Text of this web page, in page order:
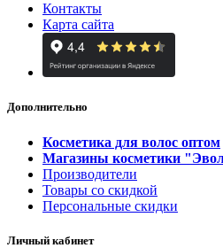
Контакты
Карта сайта
Дополнительно
Косметика для волос оптом
Магазины косметики
Производители
Товары со скидкой
Персональные скидки
Личный кабинет